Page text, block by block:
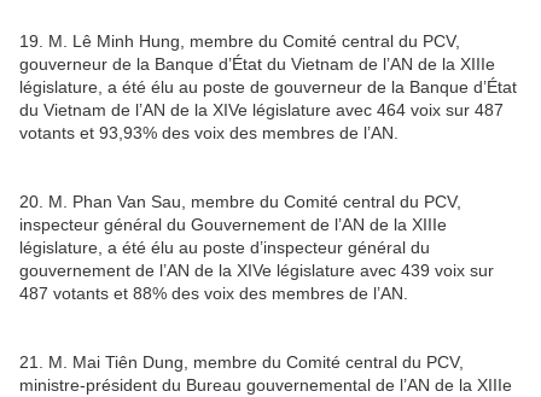
19. M. Lê Minh Hung, membre du Comité central du PCV,
gouverneur de la Banque d’État du Vietnam de l’AN de la XIIIe
législature, a été élu au poste de gouverneur de la Banque d’État
du Vietnam de l’AN de la XIVe législature avec 464 voix sur 487
votants et 93,93% des voix des membres de l’AN.
20. M. Phan Van Sau, membre du Comité central du PCV,
inspecteur général du Gouvernement de l’AN de la XIIIe
législature, a été élu au poste d’inspecteur général du
gouvernement de l’AN de la XIVe législature avec 439 voix sur
487 votants et 88% des voix des membres de l’AN.
21. M. Mai Tiên Dung, membre du Comité central du PCV,
ministre-président du Bureau gouvernemental de l’AN de la XIIIe